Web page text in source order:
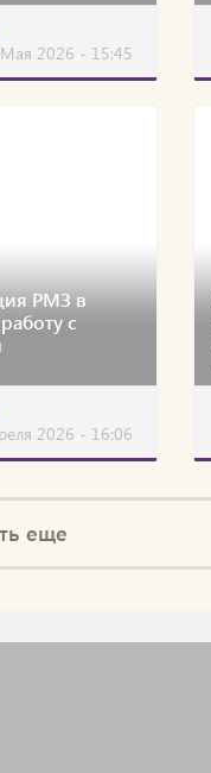
2026 - 15:45
РМЗ в
с
2026 - 16:06
еще